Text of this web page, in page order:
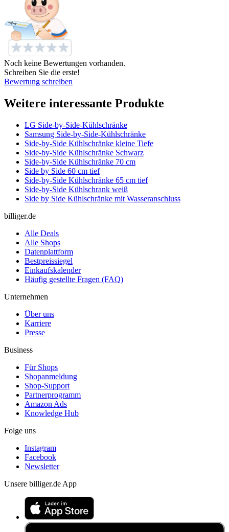
Noch keine Bewertungen vorhanden.
Schreiben Sie die erste!
Bewertung schreiben
Weitere interessante Produkte
LG Side-by-Side-Kühlschränke
Samsung Side-by-Side-Kühlschränke
Side-by-Side Kühlschränke kleine Tiefe
Side-by-Side Kühlschränke Schwarz
Side-by-Side Kühlschränke 70 cm
Side by Side 60 cm tief
Side-by-Side Kühlschränke 65 cm tief
Side-by-Side Kühlschrank weiß
Side by Side Kühlschränke mit Wasseranschluss
billiger.de
Alle Deals
Alle Shops
Datenplattform
Bestpreissiegel
Einkaufskalender
Häufig gestellte Fragen (FAQ)
Unternehmen
Über uns
Karriere
Presse
Business
Für Shops
Shopanmeldung
Shop-Support
Partnerprogramm
Amazon Ads
Knowledge Hub
Folge uns
Instagram
Facebook
Newsletter
Unsere billiger.de App